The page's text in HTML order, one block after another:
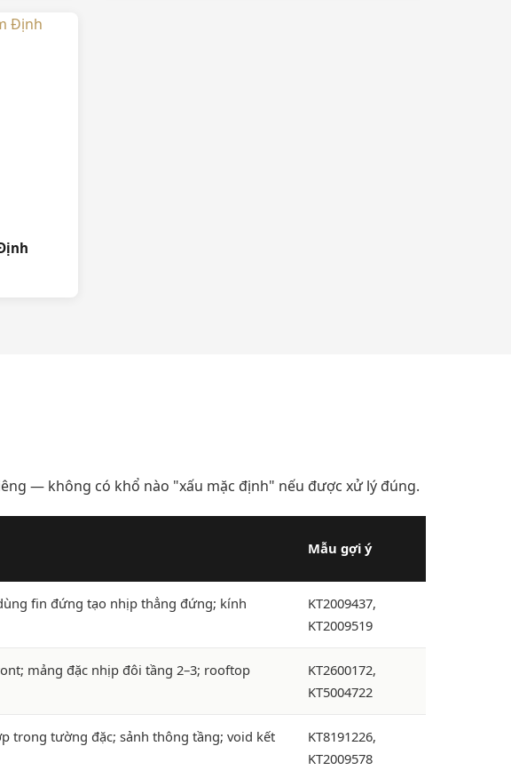
— không có khổ nào "xấu mặc định" nếu được xử lý đúng.
Mẫu gợi ý
fin đứng tạo nhịp thẳng đứng; kính
KT2009437,
KT2009519
mảng đặc nhịp đôi tầng 2–3; rooftop
KT2600172,
KT5004722
trong tường đặc; sảnh thông tầng; void kết
KT8191226,
KT2009578